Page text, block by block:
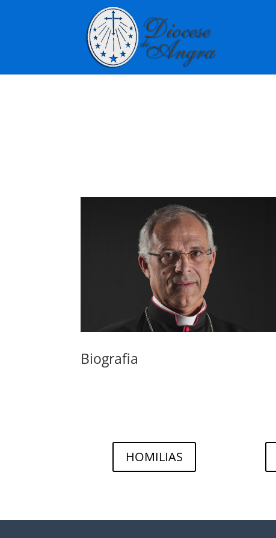
Biografia
HOMILIAS